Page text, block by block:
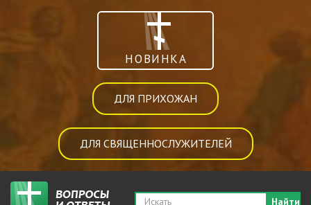
НОВИНКА
ДЛЯ ПРИХОЖАН
ДЛЯ СВЯЩЕННОСЛУЖИТЕЛЕЙ
Найти